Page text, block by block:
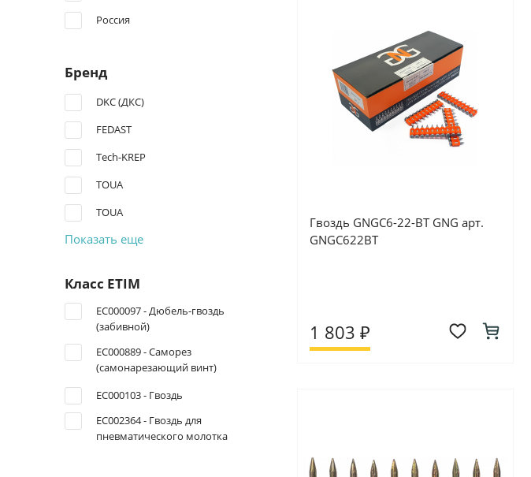
Россия
Бренд
DKC (ДКС)
FEDAST
Tech-KREP
TOUA
TOUA
Показать еще
Класс ETIM
EC000097 - Дюбель-гвоздь
(забивной)
EC000889 - Саморез
(самонарезающий винт)
EC000103 - Гвоздь
EC002364 - Гвоздь для
пневматического молотка
Гвоздь GNGC6-22-ВТ GNG арт.
GNGC622BT
1 803 ₽